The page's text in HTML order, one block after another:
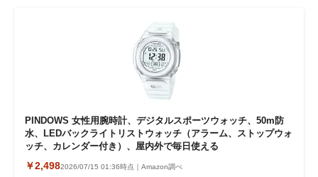
PINDOWS 女性用腕時計、デジタルスポーツウォッチ、50m防
水、LEDバックライトリストウォッチ（アラーム、ストップウォ
ッチ、カレンダー付き）、屋内外で毎日使える
￥2,4982026/07/15 01:36時点｜Amazon調べ